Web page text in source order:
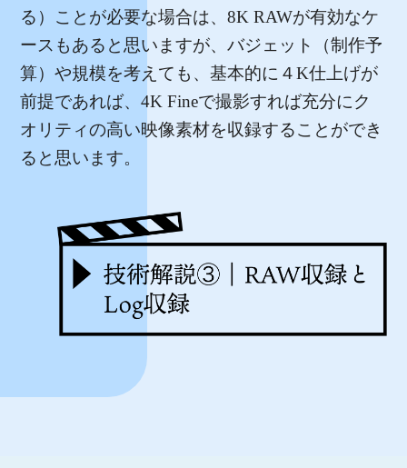
る）ことが必要な場合は、8K RAWが有効なケ
ースもあると思いますが、バジェット（制作予
算）や規模を考えても、基本的に４K仕上げが
前提であれば、4K Fineで撮影すれば充分にク
オリティの高い映像素材を収録することができ
ると思います。